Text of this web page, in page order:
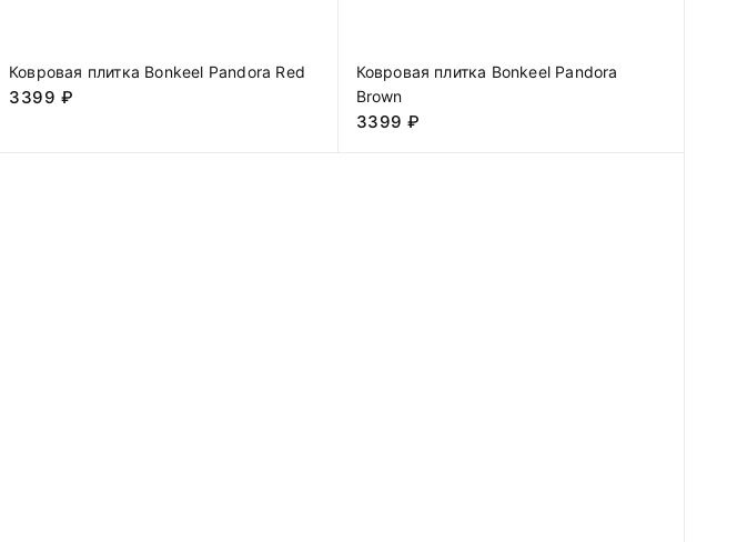
Ковровая плитка Bonkeel Pandora Red
3399 ₽
Ковровая плитка Bonkeel Pandora
Brown
3399 ₽